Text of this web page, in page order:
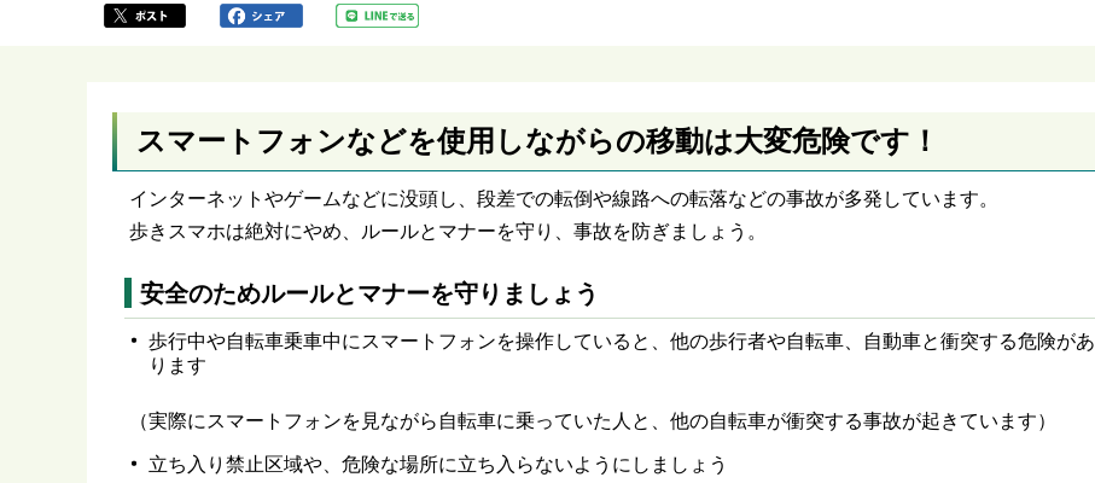
スマートフォンなどを使用しながらの移動は大変危険です！
インターネットやゲームなどに没頭し、段差での転倒や線路への転落などの事故が多発しています。
歩きスマホは絶対にやめ、ルールとマナーを守り、事故を防ぎましょう。
安全のためルールとマナーを守りましょう
歩行中や自転車乗車中にスマートフォンを操作していると、他の歩行者や自転車、自動車と衝突する危険があ
ります
（実際にスマートフォンを見ながら自転車に乗っていた人と、他の自転車が衝突する事故が起きています）
立ち入り禁止区域や、危険な場所に立ち入らないようにしましょう